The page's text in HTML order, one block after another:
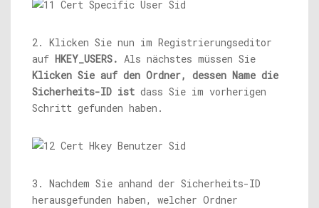
2. Klicken Sie nun im Registrierungseditor
auf HKEY_USERS. Als nächstes müssen Sie
Klicken Sie auf den Ordner, dessen Name die
Sicherheits-ID ist dass Sie im vorherigen
Schritt gefunden haben.
3. Nachdem Sie anhand der Sicherheits-ID
herausgefunden haben, welcher Ordner